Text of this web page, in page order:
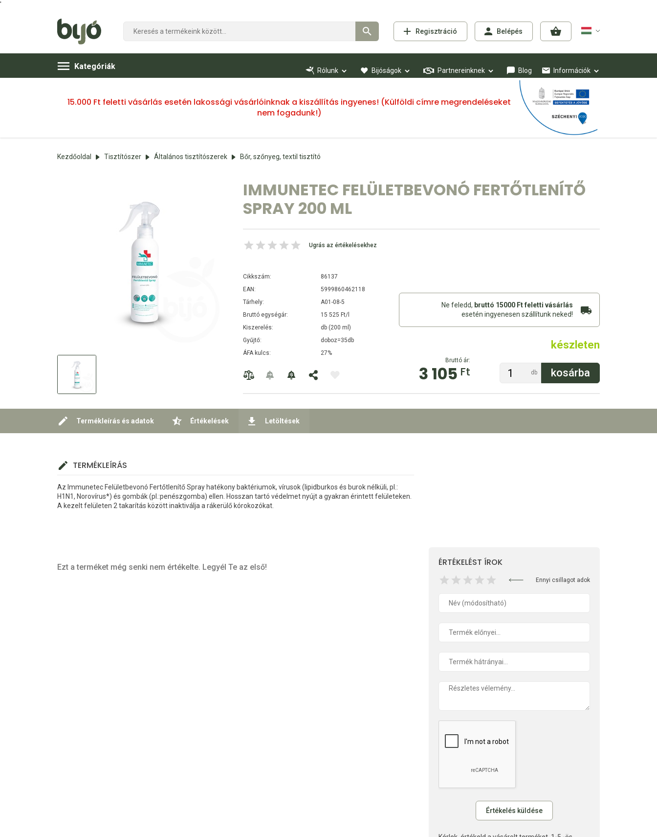
'
Regisztráció Belépés
Kategóriák Rólunk Bijóságok Partnereinknek Blog Információk
15.000 Ft feletti vásárlás esetén lakossági vásárlóinknak a kiszállítás ingyenes! (Külföldi címre megrendeléseket
nem fogadunk!)
Kezdőoldal Tisztítószer Általános tisztítószerek Bőr, szőnyeg, textil tisztító
IMMUNETEC FELÜLETBEVONÓ FERTŐTLENÍTŐ
SPRAY 200 ML
Ugrás az értékelésekhez
Cikkszám:
86137
EAN:
5999860462118
Tárhely:
A01-08-5
Bruttó egységár:
15 525 Ft/l
Kiszerelés:
db (200 ml)
Gyűjtő:
doboz=35db
ÁFA kulcs:
27%
Ne feledd, bruttó 15000 Ft feletti vásárlás
esetén ingyenesen szállítunk neked!
Bruttó ár:
3 105 Ft
készleten
db
Termékleírás és adatok Értékelések Letöltések
TERMÉKLEÍRÁS
Az Immunetec Felületbevonó Fertőtlenítő Spray hatékony baktériumok, vírusok (lipidburkos és burok nélküli, pl.:
H1N1, Norovírus*) és gombák (pl.:penészgomba) ellen. Hosszan tartó védelmet nyújt a gyakran érintett felületeken.
A kezelt felületen 2 takarítás között inaktiválja a rákerülő kórokozókat.
Ezt a terméket még senki nem értékelte. Legyél Te az első! ÉRTÉKELÉST ÍROK
Ennyi csillagot adok